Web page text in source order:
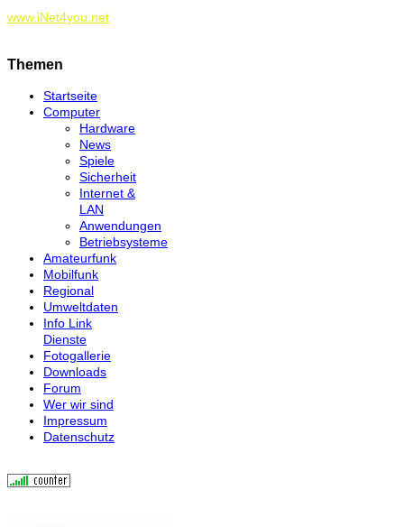
www.iNet4you.net
Themen
Startseite
Computer
Hardware
News
Spiele
Sicherheit
Internet &
LAN
Anwendungen
Betriebsysteme
Amateurfunk
Mobilfunk
Regional
Umweltdaten
Info Link
Dienste
Fotogallerie
Downloads
Forum
Wer wir sind
Impressum
Datenschutz